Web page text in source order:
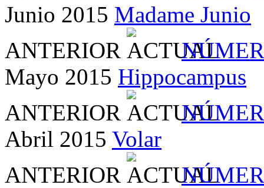
Junio 2015 Madame Junio
ANTERIOR
Mayo 2015 Hippocampus
ANTERIOR
Abril 2015 Volar
ANTERIOR